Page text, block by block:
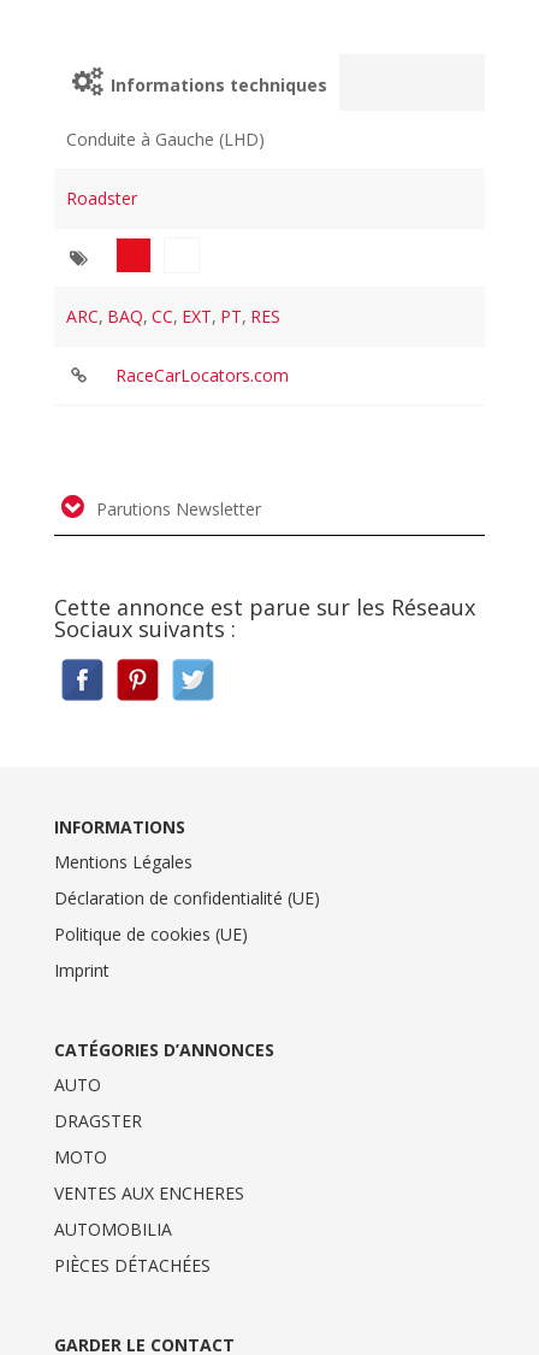
Informations techniques
Conduite à Gauche (LHD)
Roadster
ARC, BAQ, CC, EXT, PT, RES
RaceCarLocators.com
Parutions Newsletter
Cette annonce est parue sur les Réseaux
Sociaux suivants :
INFORMATIONS
Mentions Légales
Déclaration de confidentialité (UE)
Politique de cookies (UE)
Imprint
CATÉGORIES D’ANNONCES
AUTO
DRAGSTER
MOTO
VENTES AUX ENCHERES
AUTOMOBILIA
PIÈCES DÉTACHÉES
GARDER LE CONTACT